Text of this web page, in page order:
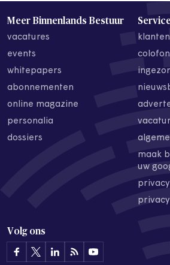
Meer Binnenlands Bestuur
vacatures
events
whitepapers
abonnementen
online magazine
personalia
dossiers
colofon
maak
uw
Volg ons